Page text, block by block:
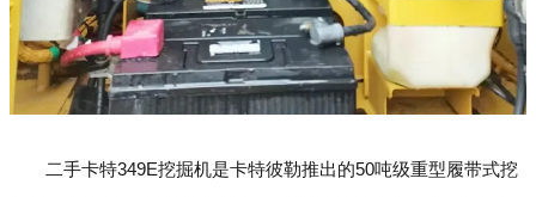
二手卡特349E挖掘机是卡特彼勒推出的50吨级重型履带式挖